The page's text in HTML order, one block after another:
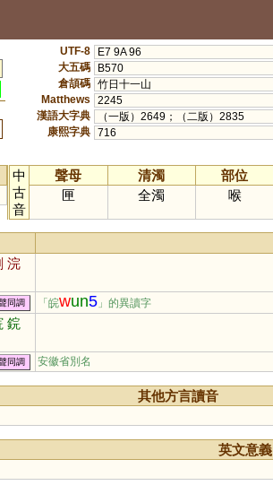
UTF-8
E7 9A 96
大五碼
B570
倉頡碼 竹日十一山
Matthews
2245
漢語大字典
（一版）2649；（二版）2835
康熙字典 716
中
古
音
聲母 清濁 部位
匣
全濁 喉
浣
同調 「皖wun5 」的異讀字
鋎
同調 安徽省別名
其他方言讀音
英文意義